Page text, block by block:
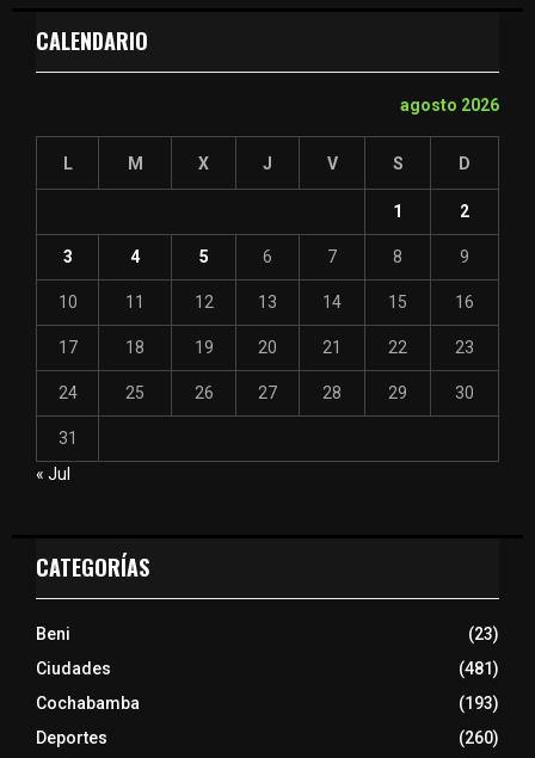
CALENDARIO
agosto 2026
L M X J V S D
1 2
3 4 5 6 7 8 9
10 11 12 13 14 15 16
17 18 19 20 21 22 23
24 25 26 27 28 29 30
31
« Jul
CATEGORÍAS
Beni
(23)
Ciudades
(481)
Cochabamba
(193)
Deportes
(260)